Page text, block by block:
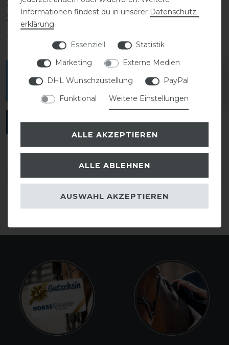
3
0
2
1
verfassen.
ANMELDEN
DETAILS ZUR PRODUKTSICHERHEIT
Informationen findest du in unserer Daten­schutz­
erklärung.
Essenziell
Statistik
Marketing
Externe Medien
DHL Wunschzustellung
PayPal
Funktional
Weitere Einstellungen
ALLE AKZEPTIEREN
ALLE ABLEHNEN
AUSWAHL AKZEPTIEREN